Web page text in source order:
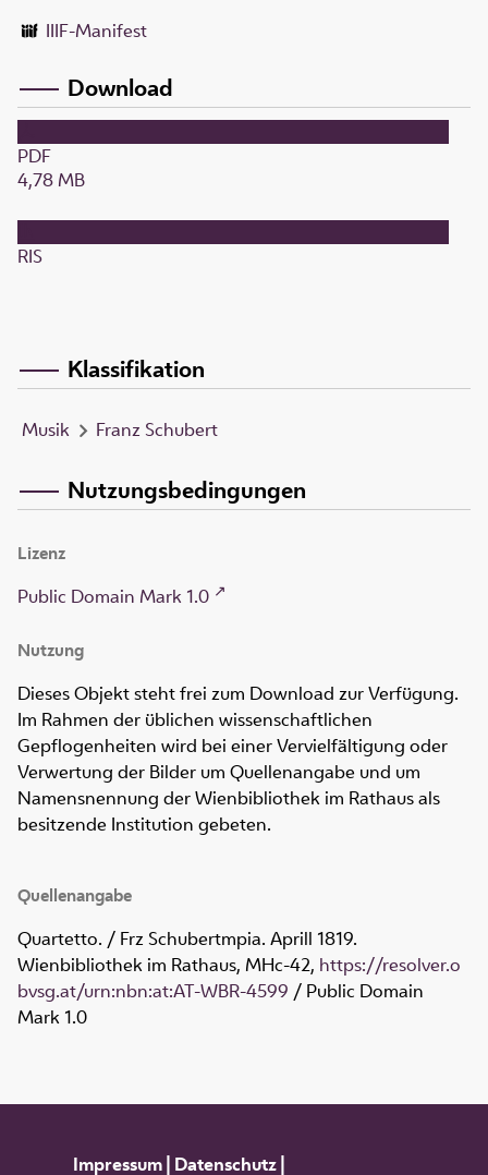
IIIF-Manifest
Download
PDF
4,78 MB
RIS
Klassifikation
Musik Franz Schubert
Nutzungsbedingungen
Lizenz
Public Domain Mark 1.0
Nutzung
Dieses Objekt steht frei zum Download zur Verfügung.
Im Rahmen der üblichen wissenschaftlichen
Gepflogenheiten wird bei einer Vervielfältigung oder
Verwertung der Bilder um Quellenangabe und um
Namensnennung der Wienbibliothek im Rathaus als
besitzende Institution gebeten.
Quellenangabe
Quartetto. / Frz Schubertmpia. Aprill 1819.
Wienbibliothek im Rathaus, MHc-42, https://resolver.o
bvsg.at/urn:nbn:at:AT-WBR-4599 / Public Domain
Mark 1.0
Impressum| Datenschutz|